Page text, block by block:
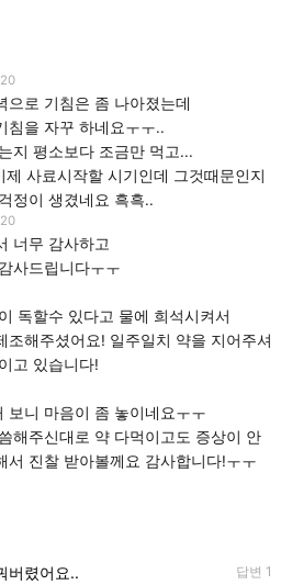
으로 기침은 좀 나아졌는데
침을 자꾸 하네요ㅜㅜ..
지 평소보다 조금만 먹고...
제 사료시작할 시기인데 그것때문인지
정이 생겼네요 흑흑..
너무 감사하고
사드립니다ㅜㅜ
독할수 있다고 물에 희석시켜서
조해주셨어요! 일주일치 약을 지어주셔
고 있습니다!
보니 마음이 좀 놓이네요ㅜㅜ
해주신대로 약 다먹이고도 증상이 안
서 진찰 받아볼께요 감사합니다!ㅜㅜ
버렸어요.. 답변 1